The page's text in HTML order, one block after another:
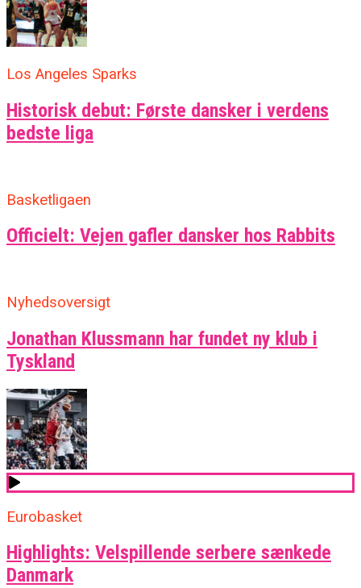
Los Angeles Sparks
Historisk debut: Første dansker i verdens
bedste liga
Basketligaen
Officielt: Vejen gafler dansker hos Rabbits
Nyhedsoversigt
Jonathan Klussmann har fundet ny klub i
Tyskland
Eurobasket
Highlights: Velspillende serbere sænkede
Danmark